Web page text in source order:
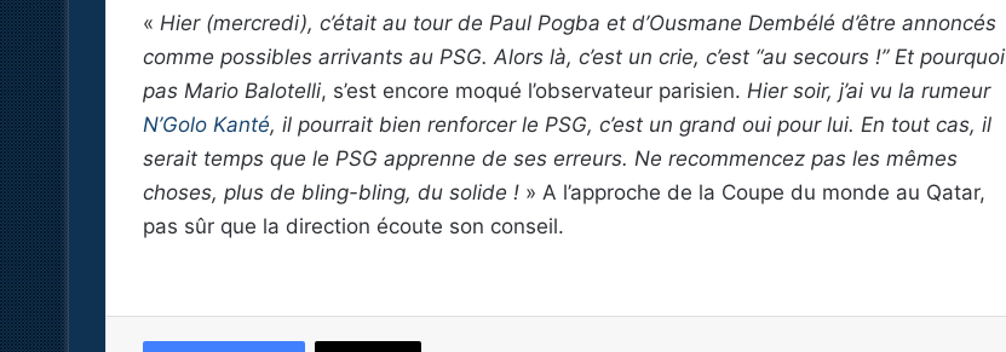
« Hier (mercredi), c’était au tour de Paul Pogba et d’Ousmane Dembélé d’être annoncés
comme possibles arrivants au PSG. Alors là, c’est un crie, c’est “au secours !” Et pourquoi
pas Mario Balotelli, s’est encore moqué l’observateur parisien. Hier soir, j’ai vu la rumeur
N’Golo Kanté, il pourrait bien renforcer le PSG, c’est un grand oui pour lui. En tout cas, il
serait temps que le PSG apprenne de ses erreurs. Ne recommencez pas les mêmes
choses, plus de bling-bling, du solide ! » A l’approche de la Coupe du monde au Qatar,
pas sûr que la direction écoute son conseil.